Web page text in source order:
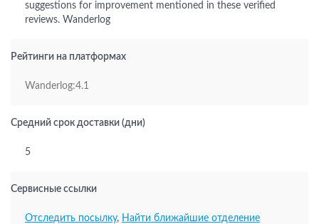
suggestions for improvement mentioned in these verified
reviews. Wanderlog
Рейтинги на платформах
Wanderlog:4.1
Средний срок доставки (дни)
5
Сервисные ссылки
Отследить посылку, Найти ближайшие отделение